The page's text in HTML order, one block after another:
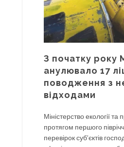
З початку року
анулювало 17
поводження з
відходами
Міністерство екології
протягом першого
перевірок суб’єктів